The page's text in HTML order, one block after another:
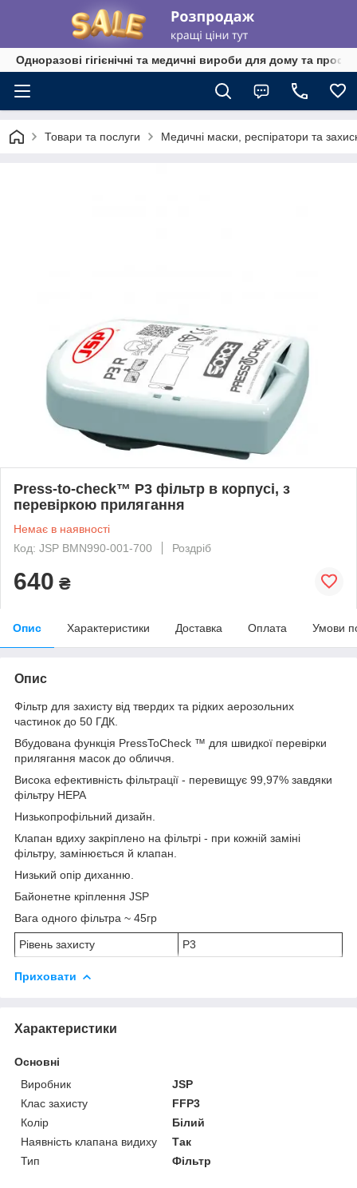
Одноразові гігієнічні та медичні вироби для дому та
Товари та послуги Медичні маски, респіратори та
Press-to-check™ Р3 фільтр в корпусі, з
перевіркою прилягання
Немає в наявності
Код: JSP BMN990-001-700
Роздріб
640 ₴
Опис Характеристики Доставка Оплата Умови
Опис
Фільтр для захисту від твердих та рідких аерозольних
частинок до 50 ГДК.
Вбудована функція PressToCheck ™ для швидкої перевірки
прилягання масок до обличчя.
Висока ефективність фільтрації - перевищує 99,97% завдяки
фільтру HEPA
Низькопрофільний дизайн.
Клапан вдиху закріплено на фільтрі - при кожній заміні
фільтру, замінюється й клапан.
Низький опір диханню.
Байонетне кріплення JSP
Вага одного фільтра ~ 45гр
Рівень захисту P3
Приховати
Характеристики
Основні
Виробник
JSP
Клас захисту
FFP3
Колір
Білий
Наявність клапана видиху
Так
Тип
Фільтр